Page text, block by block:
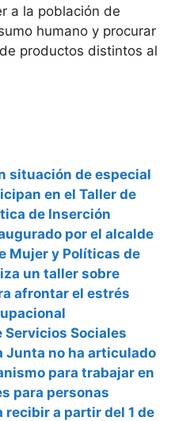
a la población de
humano y procurar
productos distintos al
situación de especial
en el Taller de
de Inserción
por el alcalde
Mujer y Políticas de
un taller sobre
afrontar el estrés
Servicios Sociales
Junta no ha articulado
para trabajar en
para personas
recibir a partir del 1 de